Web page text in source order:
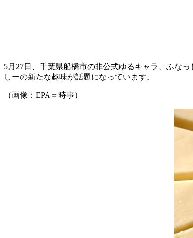
5月27日、千葉県船橋市の非公式ゆるキャラ、ふな
しーの新たな趣味が話題になっています。
（画像：EPA＝時事）